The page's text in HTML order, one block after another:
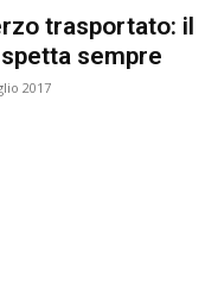
trasportato: il
sempre
2017